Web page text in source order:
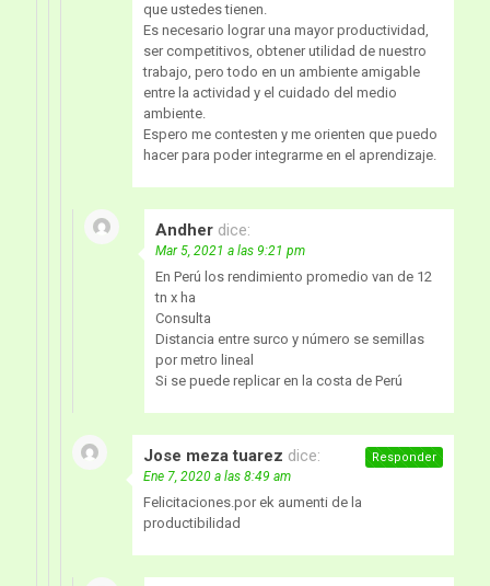
que ustedes tienen.
Es necesario lograr una mayor productividad,
ser competitivos, obtener utilidad de nuestro
trabajo, pero todo en un ambiente amigable
entre la actividad y el cuidado del medio
ambiente.
Espero me contesten y me orienten que puedo
hacer para poder integrarme en el aprendizaje.
Andher dice:
Mar 5, 2021 a las 9:21 pm
En Perú los rendimiento promedio van de 12
tn x ha
Consulta
Distancia entre surco y número se semillas
por metro lineal
Si se puede replicar en la costa de Perú
Jose meza tuarez dice:
Ene 7, 2020 a las 8:49 am
Felicitaciones.por ek aumenti de la
productibilidad
Responder